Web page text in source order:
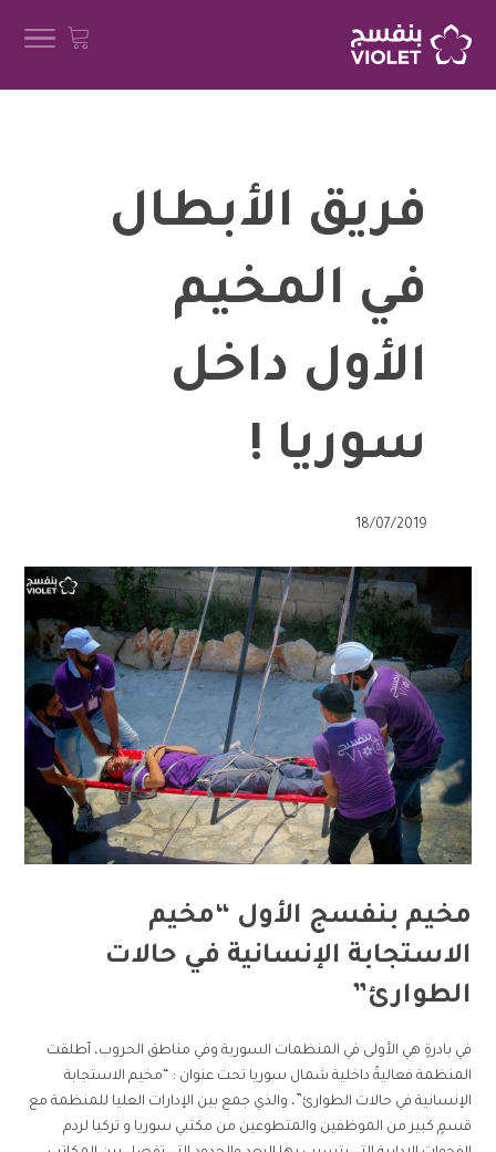
فريق الأبطال
في المخيم
الأول داخل
سوريا !
18/07/2019
مخيم بنفسج الأول “مخيم
الاستجابة الإنسانية في حالات
الطوارئ”
في بادرةٍ هي الأولى في المنظمات السورية وفي مناطق الحروب، أطلقت
المنظمة فعاليةً داخلية شمال سوريا تحت عنوان : “مخيم الاستجابة
الإنسانية في حالات الطوارئ”، والذي جمع بين الإدارات العليا للمنظمة مع
قسمٍ كبير من الموظفين والمتطوعين من مكتبي سوريا و تركيا لردم